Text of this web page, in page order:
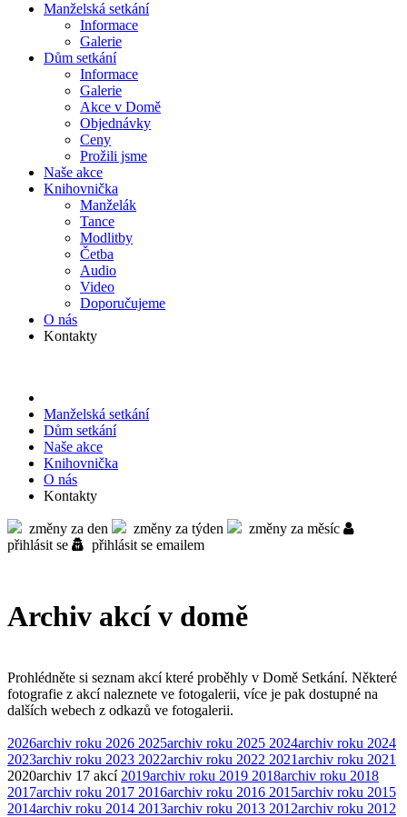
Manželská setkání
Informace
Galerie
Dům setkání
Informace
Galerie
Akce v Domě
Objed­návky
Ceny
Prožili jsme
Naše akce
Knihov­nička
Manželák
Tance
Modlitby
Četba
Audio
Video
Doporu­čujeme
O nás
Kontakty
Manželská setkání
Dům setkání
Naše akce
Knihov­nička
O nás
Kontakty
změny za den změny za týden
změny za měsíc
přihlásit se
přihlásit se emailem
Archiv akcí v domě
Prohlédněte si seznam akcí které proběhly v Domě Setkání. Některé
fotografie z akcí naleznete ve fotogalerii, více je pak dostupné na
dalších webech z odkazů ve fotogalerii.
2026archiv roku 2026 2025archiv roku 2025 2024archiv roku 2024
2023archiv roku 2023 2022archiv roku 2022 2021archiv roku 2021
2020archiv 17 akcí 2019archiv roku 2019 2018archiv roku 2018
2017archiv roku 2017 2016archiv roku 2016 2015archiv roku 2015
2014archiv roku 2014 2013archiv roku 2013 2012archiv roku 2012